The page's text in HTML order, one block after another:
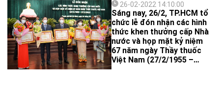
26-02-2022 14:10:00
Sáng nay, 26/2, TP.HCM tổ
chức lễ đón nhận các hình
thức khen thưởng cấp Nhà
nước và họp mặt kỷ niệm
67 năm ngày Thầy thuốc
Việt Nam (27/2/1955 –